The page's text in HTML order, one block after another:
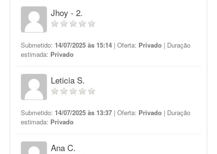
Jhoy - 2.
Submetido: 14/07/2025 às 15:14 | Oferta: Privado | Duração
estimada: Privado
Leticia S.
Submetido: 14/07/2025 às 13:37 | Oferta: Privado | Duração
estimada: Privado
Ana C.